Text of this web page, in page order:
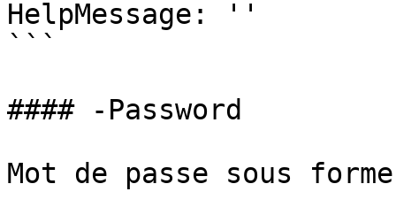
HelpMessage: ''
```
#### -Password
Mot de passe sous